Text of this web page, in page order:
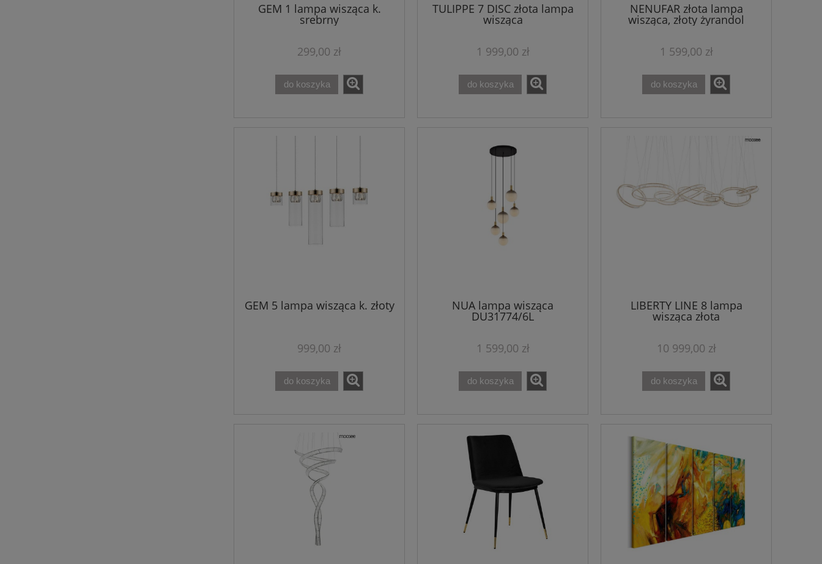
GEM 1 lampa wisząca k.
srebrny
299,00 zł
do koszyka
TULIPPE 7 DISC złota lampa
wisząca
1 999,00 zł
do koszyka
NENUFAR złota lampa
wisząca, złoty żyrandol
1 599,00 zł
do koszyka
GEM 5 lampa wisząca k. złoty
999,00 zł
do koszyka
NUA lampa wisząca
DU31774/6L
1 599,00 zł
do koszyka
LIBERTY LINE 8 lampa
wisząca złota
10 999,00 zł
do koszyka